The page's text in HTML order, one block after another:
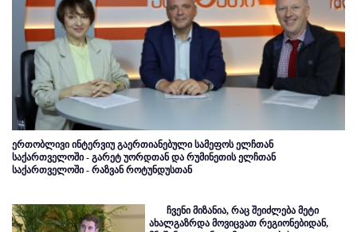
ერთობლივი ინტერვიუ გაერთიანებული სამეფოს ელჩთან
საქართველოში - გარეტ უორდთან და რუმინეთის ელჩთან
საქართველოში - რაზვან როტუნდუსთან
ჩვენი მიზანია, რაც შეიძლება მეტი
ახალგაზრდა მოვიცვათ რეგიონებიდან,